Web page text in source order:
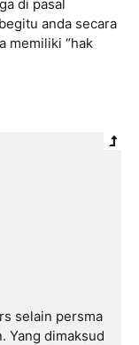
di pasal
anda secara
memiliki “hak
selain persma
Yang dimaksud